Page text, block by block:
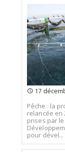
17
Pêche : la
relancée en
prises par le
pour dével...